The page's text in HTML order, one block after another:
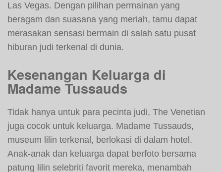
Las Vegas. Dengan pilihan permainan yang
beragam dan suasana yang meriah, tamu dapat
merasakan sensasi bermain di salah satu pusat
hiburan judi terkenal di dunia.
Kesenangan Keluarga di
Madame Tussauds
Tidak hanya untuk para pecinta judi, The Venetian
juga cocok untuk keluarga. Madame Tussauds,
museum lilin terkenal, berlokasi di dalam hotel.
Anak-anak dan keluarga dapat berfoto bersama
patung lilin selebriti favorit mereka, menambah